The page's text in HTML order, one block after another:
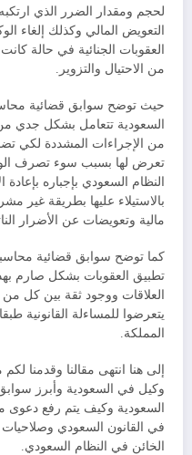
لحجم ومقدار الضرر الذي
التعويض المالي وكذلك إلغاء
العقوبات الجنائية في حالة
من الاحتيال والتزوير.
حيث توضح سوابق قضائية
السعودية تتعامل بشكل جدي من
من الإجراءات المشددة لكي
تعرض لها بسبب سوء تصرف
النظام السعودي بإجباره بإعادة
بالاستيلاء عليها بطريقة غير
مالية وتعويضات عن الأضرار
كما توضح سوابق قضائية
تطبيق العقوبات بشكل صارم
العلاقات ووجود ثقة بين كل من
يتعرضوا للمساءلة القانونية
المملكة.
إلى هنا انتهى مقالنا وقدمنا
وكيل في السعودية وأبرز
السعودية وكيف يتم رفع دعوى
في القانون السعودي
الخائن في النظام السعودي.